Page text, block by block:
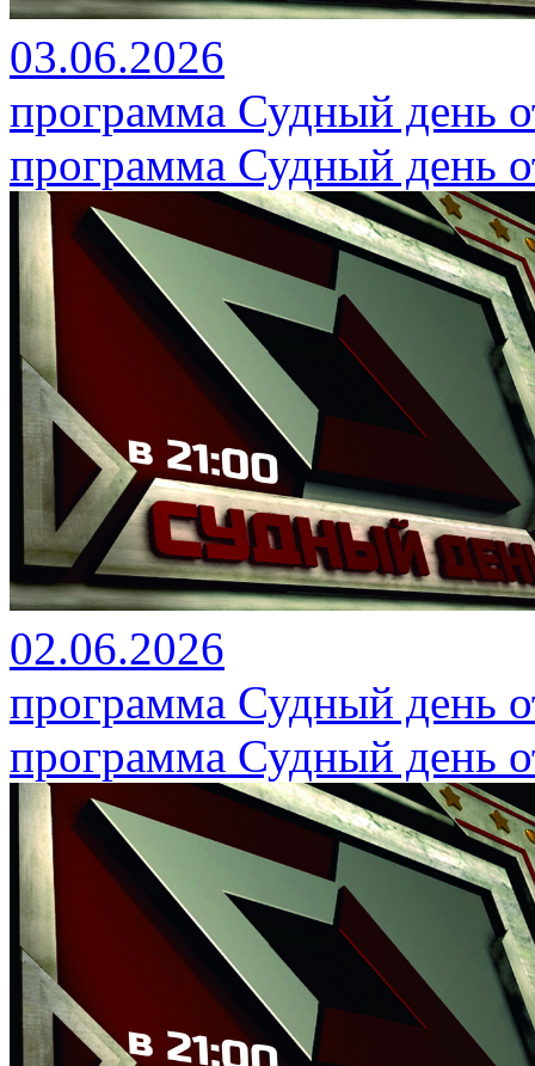
03.06.2026
программа Судный день
программа Судный день
02.06.2026
программа Судный день
программа Судный день